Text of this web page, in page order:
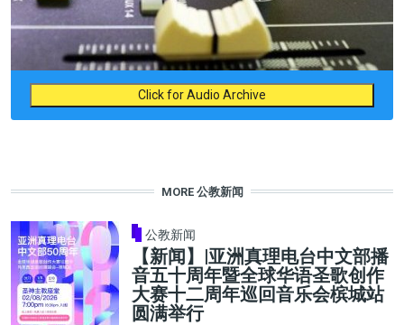
Click for Audio Archive
MORE 公教新闻
公教新闻
【新闻】|亚洲真理电台中文部播
音五十周年暨全球华语圣歌创作
大赛十二周年巡回音乐会槟城站
圆满举行